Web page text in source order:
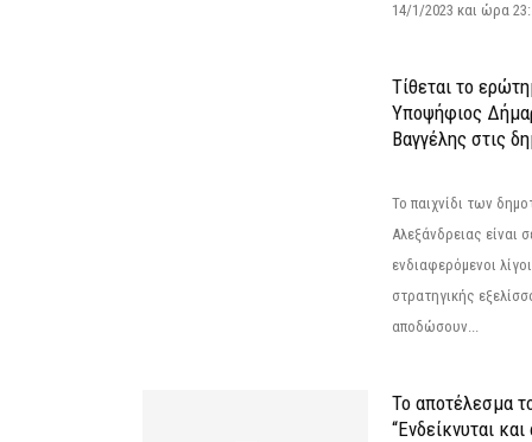
14/1/2023 και ώρα
Τίθεται το
Υποψήφιος
Βαγγέλης στις
Το παιχνίδι των
Αλεξάνδρειας είναι
ενδιαφερόμενοι
στρατηγικής
αποδώσουν...
Το αποτέλεσμα
“Ενδείκνυται